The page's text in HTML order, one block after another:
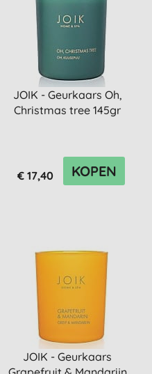
JOIK - Geurkaars Oh,
Christmas tree 145gr
€ 17,40 KOPEN
JOIK - Geurkaars